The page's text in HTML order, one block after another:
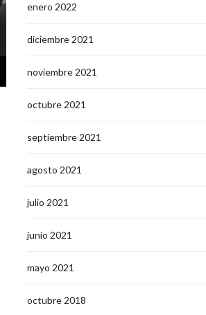
enero 2022
diciembre 2021
noviembre 2021
octubre 2021
septiembre 2021
agosto 2021
julio 2021
junio 2021
mayo 2021
octubre 2018